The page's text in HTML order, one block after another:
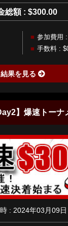
総額 : $300.00
参加費用
手数料 :
結果を見る
】爆速トーナ
: 2024年03月09日